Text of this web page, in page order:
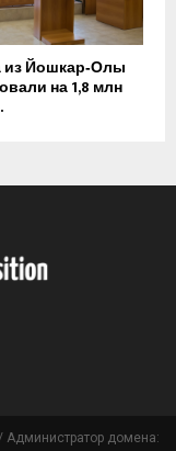
из Йошкар‑Олы
на 1,8 млн
/ Администратор домена: